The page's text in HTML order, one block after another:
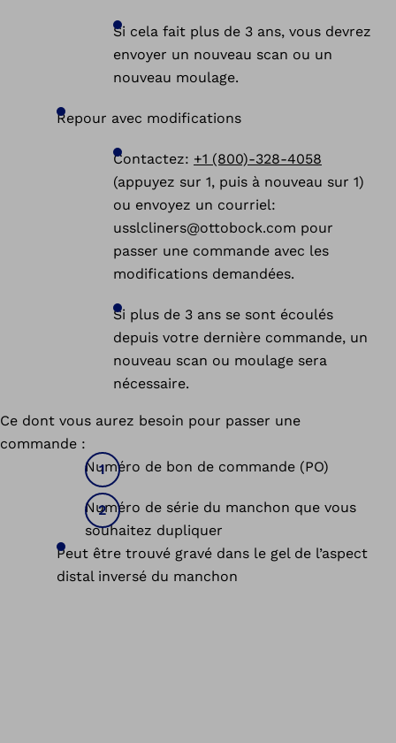
Si cela fait plus de 3 ans, vous devrez
envoyer un nouveau scan ou un
nouveau moulage.
Repour avec modifications
Contactez: +1 (800)-328-4058
(appuyez sur 1, puis à nouveau sur 1)
ou envoyez un courriel:
usslcliners@ottobock.com pour
passer une commande avec les
modifications demandées.
Si plus de 3 ans se sont écoulés
depuis votre dernière commande, un
nouveau scan ou moulage sera
nécessaire.
Ce dont vous aurez besoin pour passer une
commande :
Numéro de bon de commande (PO)
Numéro de série du manchon que vous
souhaitez dupliquer
Peut être trouvé gravé dans le gel de l’aspect
distal inversé du manchon